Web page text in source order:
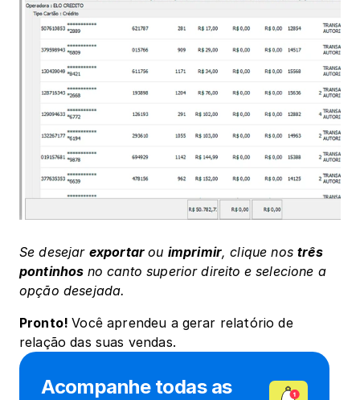
Se desejar exportar ou imprimir, clique nos três
pontinhos no canto superior direito e selecione a
opção desejada.
Pronto! Você aprendeu a gerar relatório de
relação das suas vendas.
Acompanhe todas as